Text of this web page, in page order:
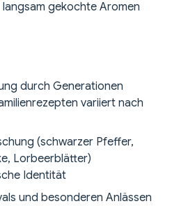
gekochte Aromen
durch Generationen
variiert nach
(schwarzer Pfeffer,
Lorbeerblätter)
Identität
und besonderen Anlässen